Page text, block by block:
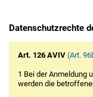
Datenschutzrechte
Art. 126 AVIV (Art.
1 Bei der Anmeldung
werden die